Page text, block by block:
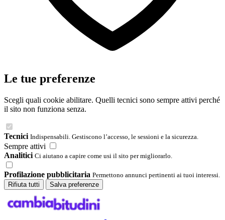
Le tue preferenze
Scegli quali cookie abilitare. Quelli tecnici sono sempre attivi perché
il sito non funziona senza.
Tecnici Indispensabili. Gestiscono l’accesso, le sessioni e la sicurezza.
Sempre attivi
Analitici Ci aiutano a capire come usi il sito per migliorarlo.
Profilazione pubblicitaria Permettono annunci pertinenti ai tuoi interessi.
Rifiuta tutti
Salva preferenze